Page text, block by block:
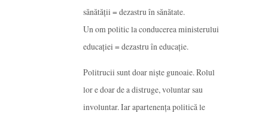
sănătății = dezastru în sănătate.
Un om politic la conducerea ministerului
educației = dezastru în educație.
Politrucii sunt doar niște gunoaie. Rolul
lor e doar de a distruge, voluntar sau
involuntar. Iar apartenența politică le